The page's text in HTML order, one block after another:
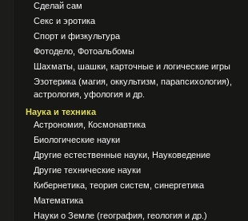
Сделай сам
Секс и эротика
Спорт и физкультура
Фотодело, Фотоальбомы
Шахматы, шашки, карточные и логические игры
Эзотерика (магия, оккультизм, парапсихология),
астрология, уфология и др.
Наука и техника
Астрономия, Космонавтика
Биологические науки
Другие естественные науки, Науковедение
Другие технические науки
Кибернетика, теория систем, синергетика
Математика
Науки о Земле (география, геология и др.)